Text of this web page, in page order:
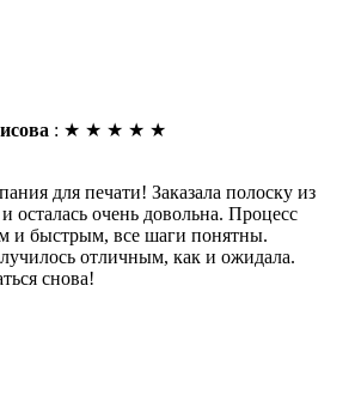
: ★ ★ ★ ★ ★
для печати! Заказала полоску из
осталась очень довольна. Процесс
и быстрым, все шаги понятны.
отличным, как и ожидала.
снова!